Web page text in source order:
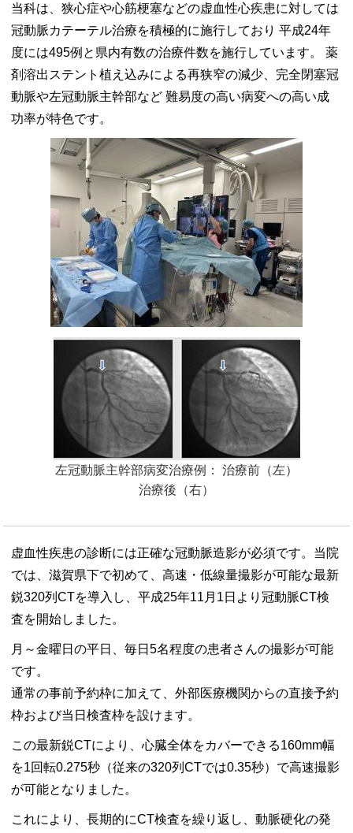
当科は、狭心症や心筋梗塞などの虚血性心疾患に対しては
冠動脈カテーテル治療を積極的に施行しており 平成24年
度には495例と県内有数の治療件数を施行しています。 薬
剤溶出ステント植え込みによる再狭窄の減少、完全閉塞冠
動脈や左冠動脈主幹部など 難易度の高い病変への高い成
功率が特色です。
左冠動脈主幹部病変治療例： 治療前（左）
治療後（右）
虚血性疾患の診断には正確な冠動脈造影が必須です。当院
では、滋賀県下で初めて、高速・低線量撮影が可能な最新
鋭320列CTを導入し、平成25年11月1日より冠動脈CT検
査を開始しました。
月～金曜日の平日、毎日5名程度の患者さんの撮影が可能
です。
通常の事前予約枠に加えて、外部医療機関からの直接予約
枠および当日検査枠を設けます。
この最新鋭CTにより、心臓全体をカバーできる160mm幅
を1回転0.275秒（従来の320列CTでは0.35秒）で高速撮影
が可能となりました。
これにより、長期的にCT検査を繰り返し、動脈硬化の発